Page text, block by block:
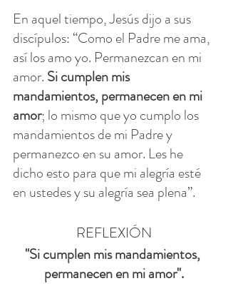
En aquel tiempo, Jesús dijo a sus
discípulos: “Como el Padre me ama,
así los amo yo. Permanezcan en mi
amor. Si cumplen mis
mandamientos, permanecen en mi
amor; lo mismo que yo cumplo los
mandamientos de mi Padre y
permanezco en su amor. Les he
dicho esto para que mi alegría esté
en ustedes y su alegría sea plena”.
REFLEXIÓN
"Si cumplen mis mandamientos,
permanecen en mi amor".